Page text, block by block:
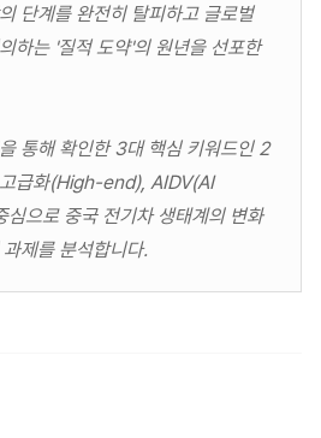
단계를 완전히 탈피하고 글로벌
하는 '질적 도약'의 원년을 선포한
통해 확인한 3대 핵심 키워드인 2
급화(High-end), AIDV(AI
으로 중국 전기차 생태계의 변화
제를 분석합니다.